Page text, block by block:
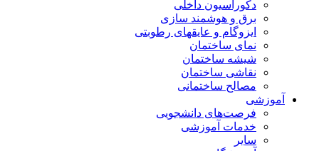
دکوراسیون داخلی
برق و هوشمند سازی
ایزوگام و عایقهای رطوبتی
نمای ساختمان
شیشه ساختمان
نقاشی ساختمان
مصالح ساختمانی
آموزشی
فرصت‌های دانشجویی
خدمات آموزشی
سایر